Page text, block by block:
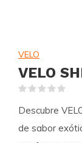
VELO
VELO
Descubre
de sabor